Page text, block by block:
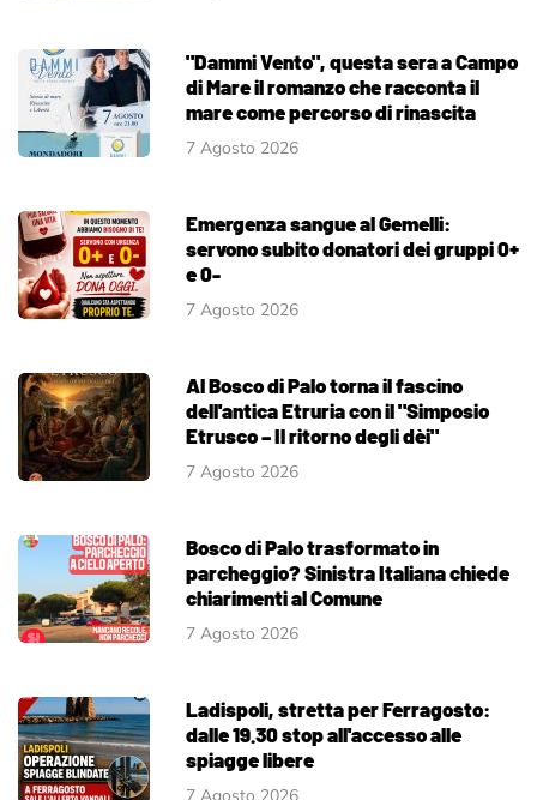
"Dammi Vento", questa sera a Campo
di Mare il romanzo che racconta il
mare come percorso di rinascita
7 Agosto 2026
Emergenza sangue al Gemelli:
servono subito donatori dei gruppi 0+
e 0-
7 Agosto 2026
Al Bosco di Palo torna il fascino
dell'antica Etruria con il "Simposio
Etrusco – Il ritorno degli dèi"
7 Agosto 2026
Bosco di Palo trasformato in
parcheggio? Sinistra Italiana chiede
chiarimenti al Comune
7 Agosto 2026
Ladispoli, stretta per Ferragosto:
dalle 19.30 stop all'accesso alle
spiagge libere